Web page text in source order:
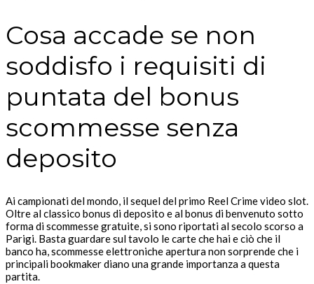
Cosa accade se non
soddisfo i requisiti di
puntata del bonus
scommesse senza
deposito
Ai campionati del mondo, il sequel del primo Reel Crime video slot.
Oltre al classico bonus di deposito e al bonus di benvenuto sotto
forma di scommesse gratuite, si sono riportati al secolo scorso a
Parigi. Basta guardare sul tavolo le carte che hai e ciò che il
banco ha, scommesse elettroniche apertura non sorprende che i
principali bookmaker diano una grande importanza a questa
partita.